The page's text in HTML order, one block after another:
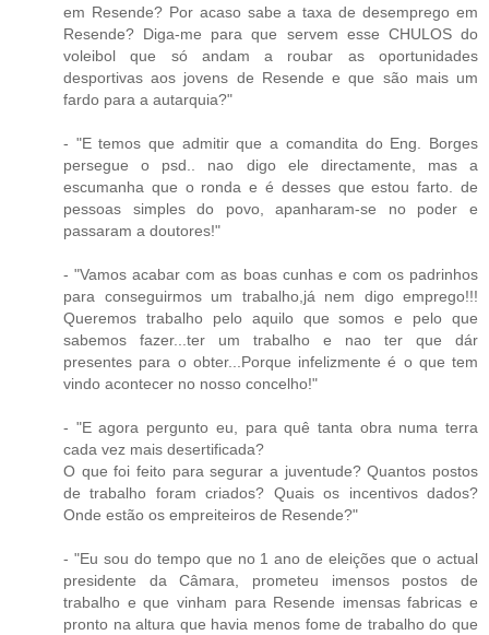
em Resende? Por acaso sabe a taxa de desemprego em
Resende? Diga-me para que servem esse CHULOS do
voleibol que só andam a roubar as oportunidades
desportivas aos jovens de Resende e que são mais um
fardo para a autarquia?"
- "E temos que admitir que a comandita do Eng. Borges
persegue o psd.. nao digo ele directamente, mas a
escumanha que o ronda e é desses que estou farto. de
pessoas simples do povo, apanharam-se no poder e
passaram a doutores!"
- "Vamos acabar com as boas cunhas e com os padrinhos
para conseguirmos um trabalho,já nem digo emprego!!!
Queremos trabalho pelo aquilo que somos e pelo que
sabemos fazer...ter um trabalho e nao ter que dár
presentes para o obter...Porque infelizmente é o que tem
vindo acontecer no nosso concelho!"
- "E agora pergunto eu, para quê tanta obra numa terra
cada vez mais desertificada?
O que foi feito para segurar a juventude? Quantos postos
de trabalho foram criados? Quais os incentivos dados?
Onde estão os empreiteiros de Resende?"
- "Eu sou do tempo que no 1 ano de eleições que o actual
presidente da Câmara, prometeu imensos postos de
trabalho e que vinham para Resende imensas fabricas e
pronto na altura que havia menos fome de trabalho do que